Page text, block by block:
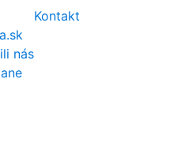
nás
Kontakt